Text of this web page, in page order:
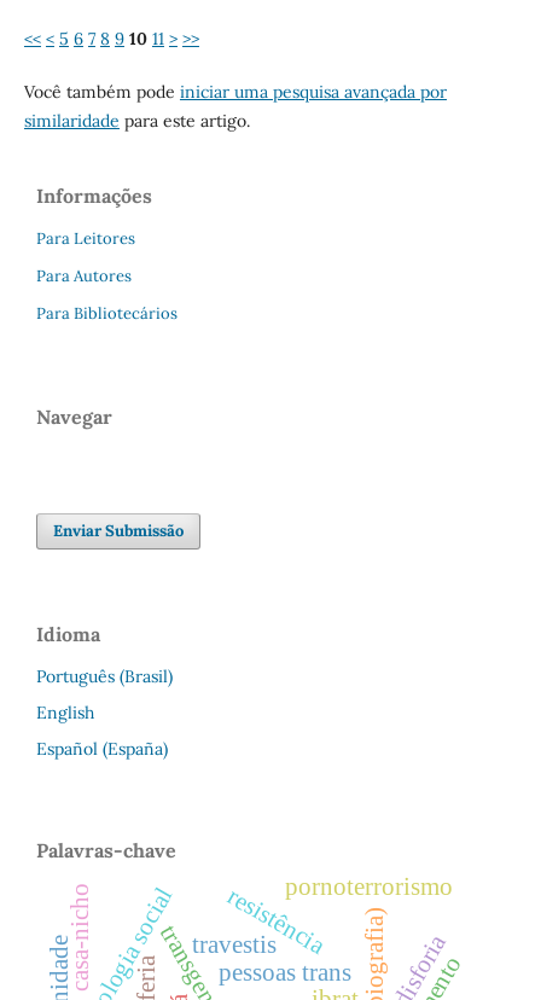
<< < 5 6 7 8 9 10 11 > >>
Você também pode iniciar uma pesquisa avançada por
similaridade para este artigo.
Informações
Para Leitores
Para Autores
Para Bibliotecários
Navegar
Enviar Submissão
Idioma
Português (Brasil)
English
Español (España)
Palavras-chave
psicologia social pessoas trans
travestis
resistênciapornoterrorismo
casa-nicho disforia